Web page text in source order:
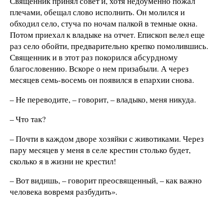
плечами, обещал слово исполнить. Он молился и
обходил село, стуча по ночам палкой в темные окна.
Потом приехал к владыке на отчет. Епископ велел еще
раз село обойти, предварительно крепко помолившись.
Священник и в этот раз покорился абсурдному
благословению. Вскоре о нем призабыли. А через
месяцев семь-восемь он появился в епархии снова.
– Не переводите, – говорит, – владыко, меня никуда.
– Что так?
– Почти в каждом дворе хозяйки с животиками. Через
пару месяцев у меня в селе крестин столько будет,
сколько я в жизни не крестил!
– Вот видишь, – говорит преосвященный, – как важно
человека вовремя разбудить».